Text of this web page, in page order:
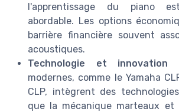
l'apprentissage du piano
abordable. Les options
barrière financière souvent
acoustiques.
Technologie et innovation :
modernes, comme le Yamaha
CLP, intègrent des
que la mécanique marteaux et